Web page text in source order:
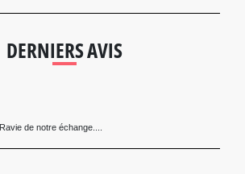
DERNIERS AVIS
de notre échange....